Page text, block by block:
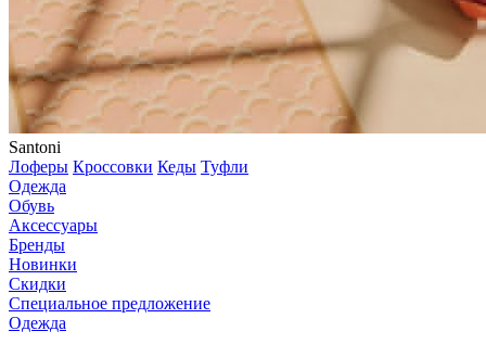
Santoni
Лоферы Кроссовки Кеды Туфли
Одежда
Обувь
Аксессуары
Бренды
Новинки
Скидки
Специальное предложение
Одежда